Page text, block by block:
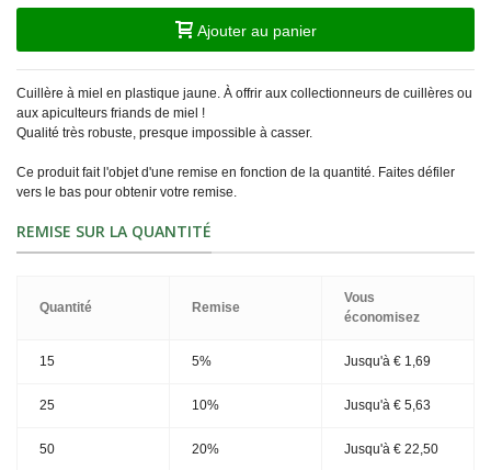
Ajouter au panier
Cuillère à miel en plastique jaune. À offrir aux collectionneurs de cuillères ou
aux apiculteurs friands de miel !
Qualité très robuste, presque impossible à casser.
Ce produit fait l'objet d'une remise en fonction de la quantité. Faites défiler
vers le bas pour obtenir votre remise.
REMISE SUR LA QUANTITÉ
Quantité Remise
Vous
économisez
15 5% Jusqu'à € 1,69
25 10% Jusqu'à € 5,63
50 20% Jusqu'à € 22,50